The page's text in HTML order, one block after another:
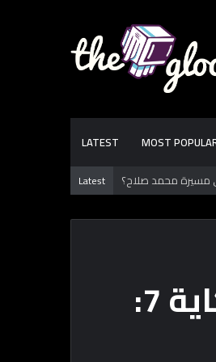
LATEST MOST
Latest الاستيطان البشري
سلسلة حكايات يومية عادية.. حكاية 7: